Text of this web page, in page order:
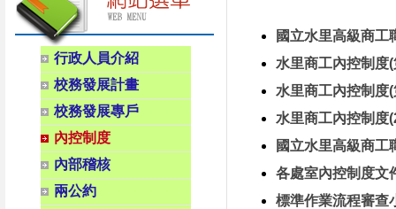
行政人員介紹
校務發展計畫
校務發展專戶
內控制度
內部稽核
兩公約
國立水里高級商工
水里商工內控制度
水里商工內控制度
水里商工內控制度
國立水里高級商工
各處室內控制度文
標準作業流程審查